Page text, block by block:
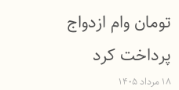
تومان وام ازدواج
پرداخت کرد
۱۸ مرداد ۱۴۰۵